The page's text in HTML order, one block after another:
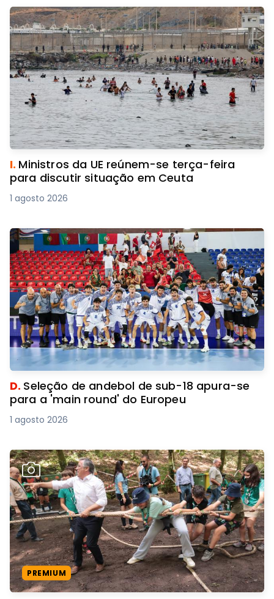
I. Ministros da UE reúnem-se terça-feira
para discutir situação em Ceuta
1 agosto 2026
D. Seleção de andebol de sub-18 apura-se
para a 'main round' do Europeu
1 agosto 2026
PREMIUM